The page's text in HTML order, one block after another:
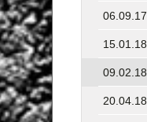
06.09.17
15.01.18
09.02.18
20.04.18